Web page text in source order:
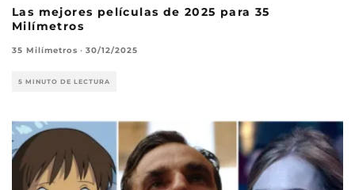
Las mejores películas de 2025 para 35
Milímetros
35 Milímetros · 30/12/2025
5 MINUTO DE LECTURA